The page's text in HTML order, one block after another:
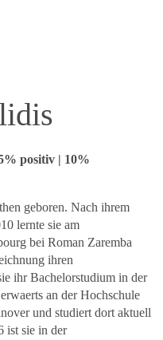
positiv | 10%
geboren. Nach ihrem
lernte sie am
bei Roman Zaremba
ihren
ihr Bachelorstudium in der
an der Hochschule
und studiert dort aktuell
ist sie in der